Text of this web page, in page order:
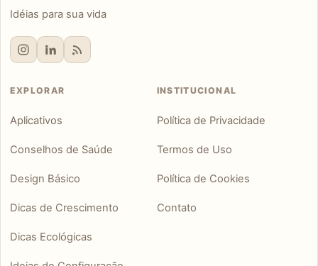
Idéias para sua vida
EXPLORAR
Aplicativos
Conselhos de Saúde
Design Básico
Dicas de Crescimento
Dicas Ecológicas
INSTITUCIONAL
Política de Privacidade
Termos de Uso
Política de Cookies
Contato